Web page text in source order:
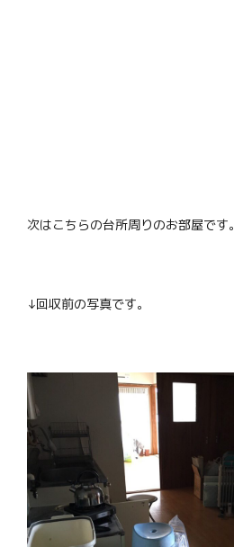
次はこちらの台所周りのお部屋です。
↓回収前の写真です。